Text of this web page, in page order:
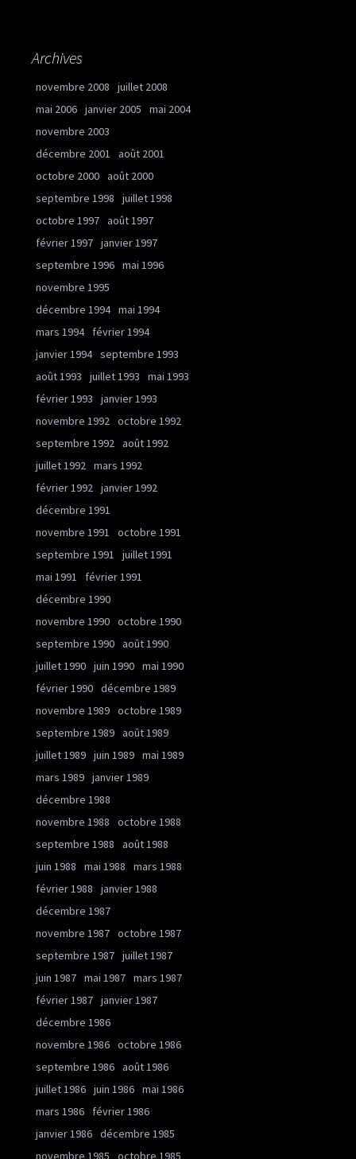
Archives
novembre 2008
juillet 2008
mai 2006 janvier 2005
mai 2004
novembre 2003
décembre 2001
août 2001
octobre 2000 août 2000
septembre 1998
juillet 1998
octobre 1997 août 1997
février 1997 janvier 1997
septembre 1996 mai 1996
novembre 1995
décembre 1994 mai 1994
mars 1994
février 1994
janvier 1994 septembre 1993
août 1993
juillet 1993
mai 1993
février 1993
janvier 1993
novembre 1992 octobre 1992
septembre 1992 août 1992
juillet 1992 mars 1992
février 1992 janvier 1992
décembre 1991
novembre 1991
octobre 1991
septembre 1991
juillet 1991
mai 1991
février 1991
décembre 1990
novembre 1990 octobre 1990
septembre 1990 août 1990
juillet 1990 juin 1990 mai 1990
février 1990 décembre 1989
novembre 1989 octobre 1989
septembre 1989 août 1989
juillet 1989 juin 1989 mai 1989
mars 1989 janvier 1989
décembre 1988
novembre 1988
octobre 1988
septembre 1988
août 1988
juin 1988
mai 1988
mars 1988
février 1988
janvier 1988
décembre 1987
novembre 1987 octobre 1987
septembre 1987 juillet 1987
juin 1987 mai 1987 mars 1987
février 1987 janvier 1987
décembre 1986
novembre 1986 octobre 1986
septembre 1986 août 1986
juillet 1986 juin 1986 mai 1986
mars 1986
février 1986
janvier 1986 décembre 1985
novembre 1985
octobre 1985